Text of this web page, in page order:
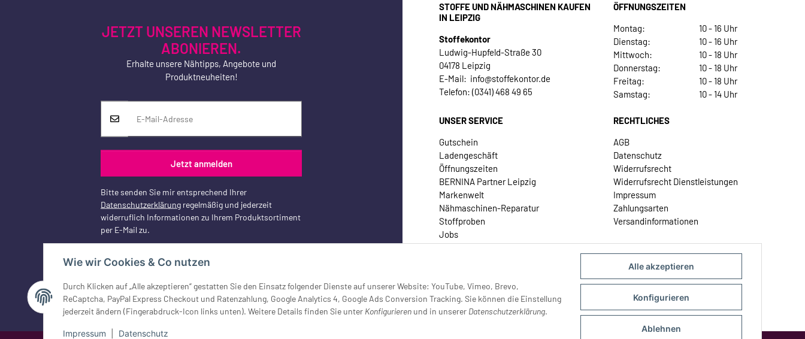
Alle akzeptieren
Konfigurieren
Ablehnen
Wie wir Cookies & Co nutzen
Durch Klicken auf „Alle akzeptieren“ gestatten Sie den Einsatz folgender Dienste auf unserer Website: YouTube, Vimeo, Brevo,
ReCaptcha, PayPal Express Checkout und Ratenzahlung, Google Analytics 4, Google Ads Conversion Tracking. Sie können die Einstellung
jederzeit ändern (Fingerabdruck-Icon links unten). Weitere Details finden Sie unter Konfigurieren und in unserer Datenschutzerklärung.
Impressum Datenschutz
JETZT UNSEREN NEWSLETTER
ABONIEREN.
Erhalte unsere Nähtipps, Angebote und
Produktneuheiten!
Jetzt anmelden
Bitte senden Sie mir entsprechend Ihrer
Datenschutzerklärung regelmäßig und jederzeit
widerruflich Informationen zu Ihrem Produktsortiment
per E-Mail zu.
Vertrag widerrufen
STOFFE UND NÄHMASCHINEN KAUFEN
IN LEIPZIG
Stoffekontor
Ludwig-Hupfeld-Straße 30
04178 Leipzig
E-Mail: info@stoffekontor.de
Telefon: (0341) 468 49 65
ÖFFNUNGSZEITEN
Montag:
10 - 16 Uhr
Dienstag:
10 - 16 Uhr
Mittwoch:
10 - 18 Uhr
Donnerstag:
10 - 18 Uhr
Freitag:
10 - 18 Uhr
Samstag:
10 - 14 Uhr
UNSER SERVICE
Gutschein
Ladengeschäft
Öffnungszeiten
BERNINA Partner Leipzig
Markenwelt
Nähmaschinen-Reparatur
Stoffproben
Jobs
Kontakt
RECHTLICHES
AGB
Datenschutz
Widerrufsrecht
Widerrufsrecht Dienstleistungen
Impressum
Zahlungsarten
Versandinformationen